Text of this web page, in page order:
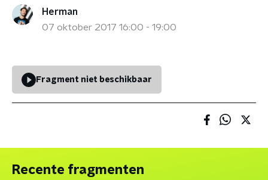
Herman
07 oktober 2017 16:00 - 19:00
Fragment niet beschikbaar
Recente fragmenten